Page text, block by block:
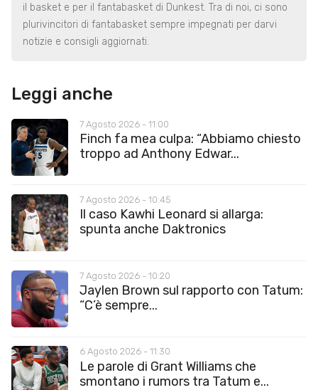
il basket e per il fantabasket di Dunkest. Tra di noi, ci sono
plurivincitori di fantabasket sempre impegnati per darvi
notizie e consigli aggiornati.
Leggi anche
7 Agosto 2026 - 11:00
Finch fa mea culpa: “Abbiamo chiesto
troppo ad Anthony Edwar...
7 Agosto 2026 - 10:45
Il caso Kawhi Leonard si allarga:
spunta anche Daktronics
7 Agosto 2026 - 10:20
Jaylen Brown sul rapporto con Tatum:
“C’è sempre...
6 Agosto 2026 - 11:30
Le parole di Grant Williams che
smontano i rumors tra Tatum e...